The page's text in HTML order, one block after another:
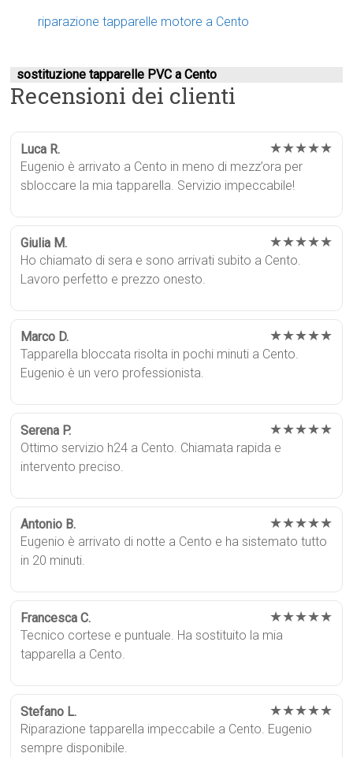
riparazione tapparelle motore a Cento
sostituzione tapparelle PVC a Cento
Recensioni dei clienti
Luca R. ★★★★★
Eugenio è arrivato a Cento in meno di mezz’ora per
sbloccare la mia tapparella. Servizio impeccabile!
Giulia M. ★★★★★
Ho chiamato di sera e sono arrivati subito a Cento.
Lavoro perfetto e prezzo onesto.
Marco D. ★★★★★
Tapparella bloccata risolta in pochi minuti a Cento.
Eugenio è un vero professionista.
Serena P. ★★★★★
Ottimo servizio h24 a Cento. Chiamata rapida e
intervento preciso.
Antonio B. ★★★★★
Eugenio è arrivato di notte a Cento e ha sistemato tutto
in 20 minuti.
Francesca C. ★★★★★
Tecnico cortese e puntuale. Ha sostituito la mia
tapparella a Cento.
Stefano L. ★★★★★
Riparazione tapparella impeccabile a Cento. Eugenio
sempre disponibile.